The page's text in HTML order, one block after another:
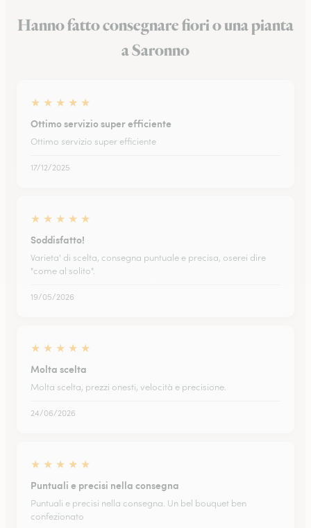
Hanno fatto consegnare fiori o una pianta
a Saronno
★ ★ ★ ★ ★
Ottimo servizio super efficiente
Ottimo servizio super efficiente
17/12/2025
★ ★ ★ ★ ★
Soddisfatto!
Varieta' di scelta, consegna puntuale e precisa, oserei dire
"come al solito".
19/05/2026
★ ★ ★ ★ ★
Molta scelta
Molta scelta, prezzi onesti, velocità e precisione.
24/06/2026
★ ★ ★ ★ ★
Puntuali e precisi nella consegna
Puntuali e precisi nella consegna. Un bel bouquet ben
confezionato